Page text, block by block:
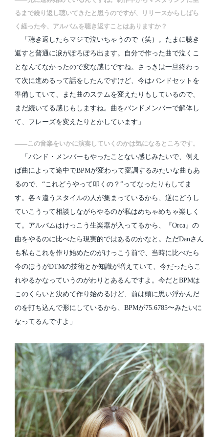
るまで繰り返し聴いてきたと思うのですが、リリースからしばら
く経った今、アルバムを聴き返すことはありますか？
「聴き返したらマジで泣いちゃうので（笑）。たまに聴き
返すと普通に涙がぽろぽろ出ます。自分で作った曲で泣くこ
となんてなかったので変な感じですね。さっきは一旦終わっ
て次に進めるって話をしたんですけど、今はバンドセットを
準備していて、また曲のステムを変えたりもしているので、
まだ続いてる感じもしますね。曲をバンドメンバーで解体し
て、フレーズを変えたりとかしています」
――この音楽をいかに演奏していくのかは気になるところです。
「バンド・メンバーもやったことない感じみたいで、例え
ば曲によって途中でBPMが変わって変調するみたいな曲もあ
るので、“これどうやって叩くの？”ってなったりもしてま
す。各々違うスタイルの人が集まっているから、逆にどうし
ていこうって相談しながらやるのが私はめちゃめちゃ楽しく
て。アルバムはけっこう生楽器が入ってるから、『Orca』の
曲をやるのに比べたら現実的ではあるのかなと。ただDanさん
も私もこれを作り始めたのがけっこう前で、当時に比べたら
今のほうがDTMの技術とか知識が増えていて、今だったらこ
れやるかなっていうのがわりとあるんですよ。今だとBPMは
このくらいと決めて作り始めるけど、前は頭に思い浮かんだ
のを打ち込んで形にしているから、BPMが75.6785〜みたいに
なってるんですよ」